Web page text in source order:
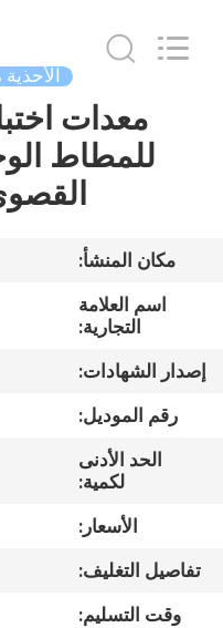
منزل،
معلومات
جولة
مراقبة
الجودة
Ltd.，.
الأحذية
معدات
للمطاط
القصوى 90
مكان المنشأ:
اسم العلامة
التجارية:
إصدار الشهادات:
رقم الموديل:
الحد الأدنى
لكمية:
الأسعار:
تفاصيل التغليف:
وقت التسليم: